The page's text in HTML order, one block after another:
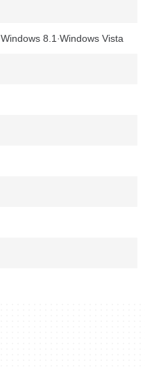
Windows 8.1 Windows Vista